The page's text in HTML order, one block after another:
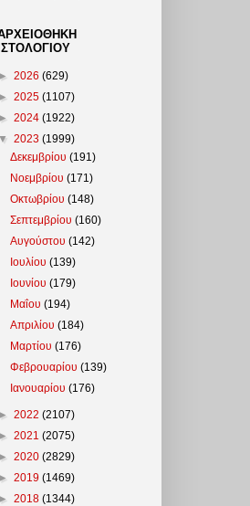
► 2026 (629)
► 2025 (1107)
► 2024 (1922)
▼ 2023 (1999)
Δεκεμβρίου(191)
Νοεμβρίου(171)
Οκτωβρίου(148)
Σεπτεμβρίου(160)
Αυγούστου(142)
Ιουλίου(139)
Ιουνίου(179)
Μαΐου(194)
Απριλίου(184)
Μαρτίου(176)
Φεβρουαρίου(139)
Ιανουαρίου(176)
► 2022 (2107)
► 2021 (2075)
► 2020 (2829)
► 2019 (1469)
► 2018 (1344)